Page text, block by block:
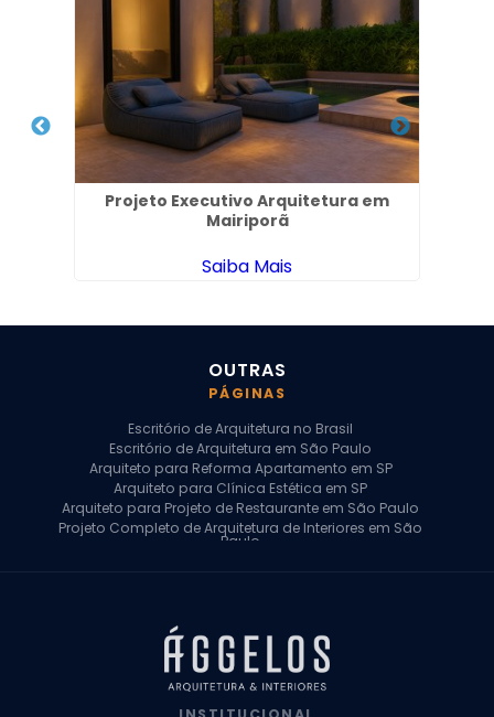
Projeto Executivo Arquitetura em
Mairiporã
Saiba Mais
OUTRAS
PÁGINAS
Escritório de Arquitetura no Brasil
Escritório de Arquitetura em São Paulo
Arquiteto para Reforma Apartamento em SP
Arquiteto para Clínica Estética em SP
Arquiteto para Projeto de Restaurante em São Paulo
Projeto Completo de Arquitetura de Interiores em São
Paulo
Arquiteto para Projeto Comercial em São Paulo
Arquiteto Comercial
Arquiteto para Reforma de Apartamento
Arquiteto para Reforma Residencial